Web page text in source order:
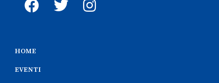
HOME
EVENTI